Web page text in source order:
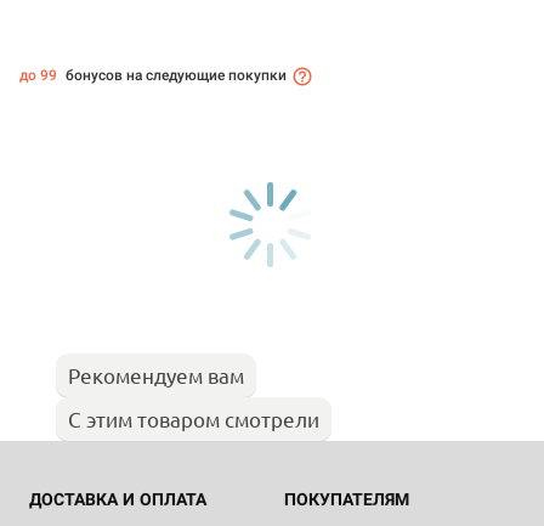
до 99 бонусов на следующие покупки
Рекомендуем вам
С этим товаром смотрели
ДОСТАВКА И ОПЛАТА ПОКУПАТЕЛЯМ